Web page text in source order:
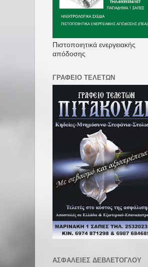
Πιστοποιητικά ενεργειακής
απόδοσης
ΓΡΑΦΕΙΟ ΤΕΛΕΤΩΝ
ΑΣΦΑΛΕΙΕΣ ΔΕΒΛΕΤΟΓΛΟΥ